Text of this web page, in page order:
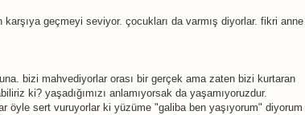
geçmeyi seviyor. çocukları da varmış diyorlar. fikri anne
bizi mahvediyorlar orası bir gerçek ama zaten bizi kurtaran
ki? yaşadığımızı anlamıyorsak da yaşamıyoruzdur.
öyle sert vuruyorlar ki yüzüme "galiba ben yaşıyorum" diyorum